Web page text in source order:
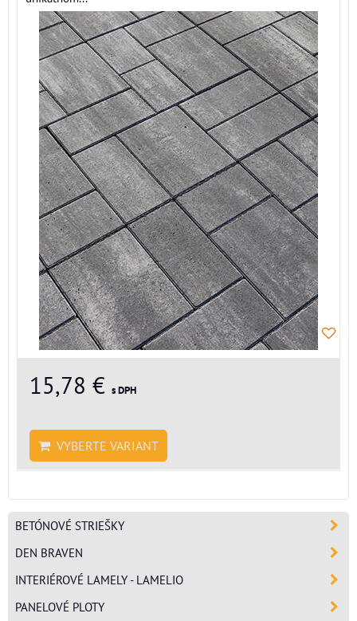
15,78 € s DPH
VYBERTE VARIANT
BETÓNOVÉ STRIEŠKY
DEN BRAVEN
INTERIÉROVÉ LAMELY - LAMELIO
PANELOVÉ PLOTY